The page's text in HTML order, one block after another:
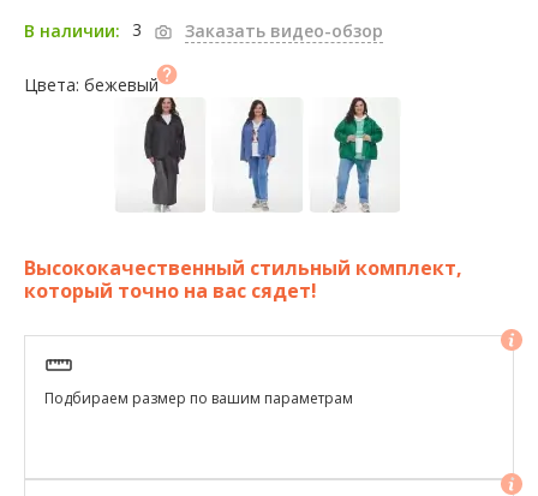
В наличии: 3 Заказать видео-обзор
Цвета: бежевый
Высококачественный стильный комплект,
который точно на вас сядет!
Подбираем размер по вашим параметрам